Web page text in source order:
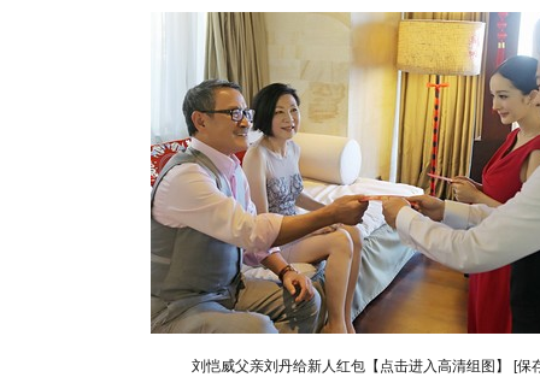
刘恺威父亲刘丹给新人红包【点击进入高清组图】 [保